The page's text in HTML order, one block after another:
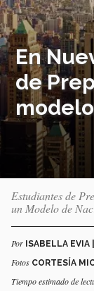
En
de
Estudiantes de
un Modelo de
Por ISABELLA EVIA
Fotos CORTESÍA
Tiempo estimado de